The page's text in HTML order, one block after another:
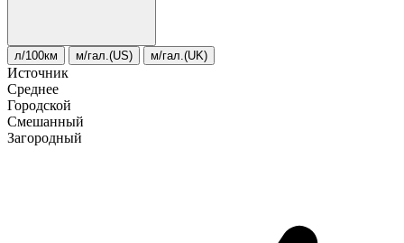
л/100км м/гал.(US) м/гал.(UK)
Источник
Среднее
Городской
Смешанный
Загородный